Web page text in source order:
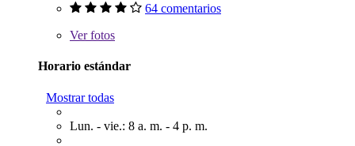
64 comentarios
Verfotos
Horario estándar
Mostrar todas
Lun. - vie.: 8 a. m. - 4 p. m.